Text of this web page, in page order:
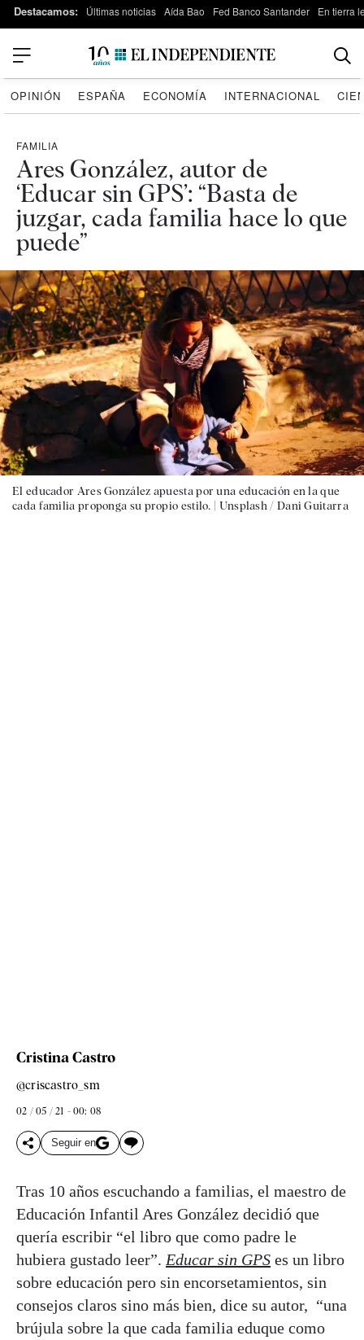
Destacamos: Últimas noticias Aída Bao Fed Banco Santander En tierra
OPINIÓN ESPAÑA ECONOMÍA INTERNACIONAL
FAMILIA
Ares González, autor de
‘Educar sin GPS’: “Basta de
juzgar, cada familia hace lo que
puede”
El educador Ares González apuesta por una educación en la que
cada familia proponga su propio estilo. | Unsplash / Dani Guitarra
Cristina Castro
@criscastro_sm
02 / 05 / 21 - 00: 08
Seguir en
Tras 10 años escuchando a familias, el maestro de
Educación Infantil Ares González decidió que
quería escribir “el libro que como padre le
hubiera gustado leer”. Educar sin GPS es un libro
sobre educación pero sin encorsetamientos, sin
consejos claros sino más bien, dice su autor, “una
brújula sobre la que cada familia eduque como